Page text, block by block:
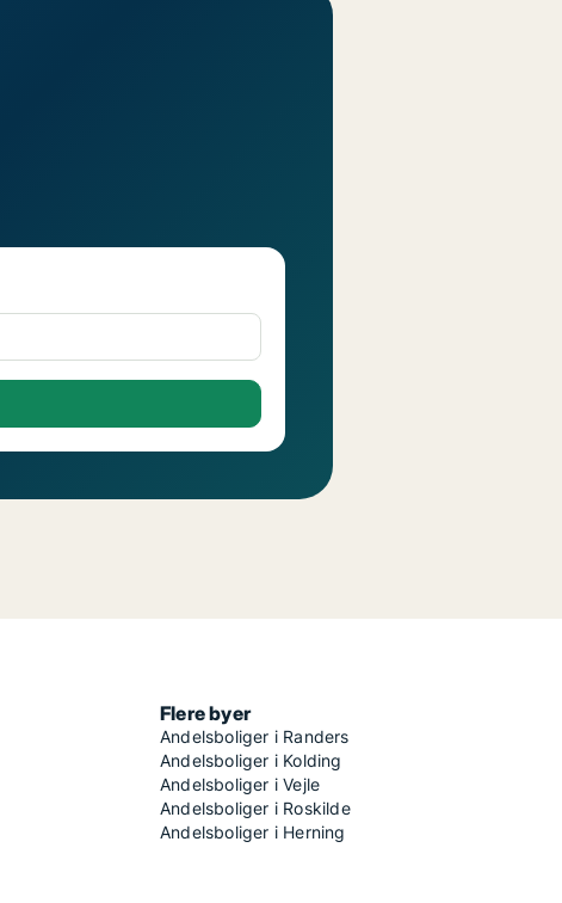
Flere byer
Andelsboliger i Randers
Andelsboliger i Kolding
Andelsboliger i Vejle
Andelsboliger i Roskilde
Andelsboliger i Herning